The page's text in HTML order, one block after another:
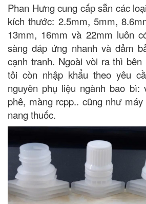
Phan Hưng cung cấp sẵn các
kích thước: 2.5mm, 5mm,
13mm, 16mm và 22mm luôn
sàng đáp ứng nhanh và đảm
cạnh tranh. Ngoài vòi ra thì bên
tôi còn nhập khẩu theo yêu
nguyên phụ liệu ngành bao bì:
phê, màng rcpp.. cũng như
nang thuốc.